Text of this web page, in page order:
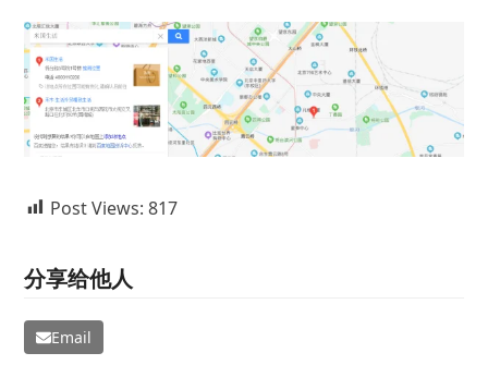
Post Views: 817
分享给他人
Email